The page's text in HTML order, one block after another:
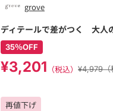
grove
ディテールで差がつく 大人
35％OFF
¥3,201 （税込） ¥4,979（
再値下げ